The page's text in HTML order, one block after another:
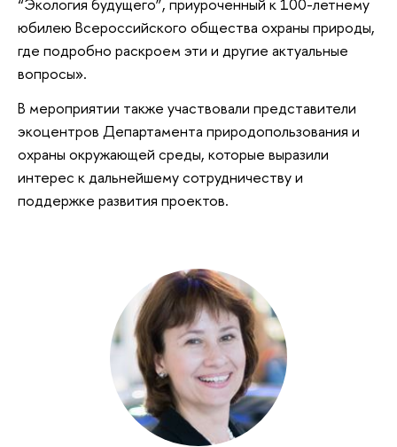
юбилею Всероссийского общества охраны природы,
где подробно раскроем эти и другие актуальные
вопросы».
В мероприятии также участвовали представители
экоцентров Департамента природопользования и
охраны окружающей среды, которые выразили
интерес к дальнейшему сотрудничеству и
поддержке развития проектов.